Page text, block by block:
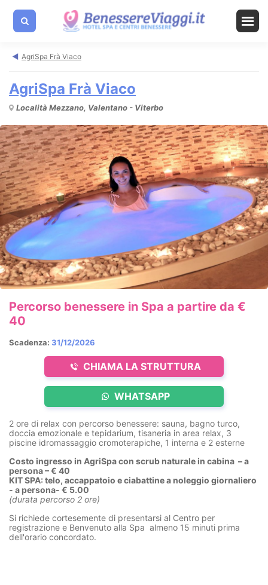
AgriSpa Frà Viaco
AgriSpa Frà Viaco
Località Mezzano, Valentano - Viterbo
CHIAMA LA STRUTTURA
WHATSAPP
Scadenza: 31/12/2026
Percorso benessere in Spa a partire da €
40
2 ore di relax con percorso benessere: sauna, bagno turco,
doccia emozionale e tepidarium, tisaneria in area relax, 3
piscine idromassaggio cromoterapiche, 1 interna e 2 esterne
Costo ingresso in AgriSpa con scrub naturale in cabina – a
persona – € 40
KIT SPA: telo, accappatoio e ciabattinea noleggio giornaliero
- a persona- € 5.00
(durata percorso 2 ore)
Si richiede cortesemente di presentarsi al Centro per
registrazione e Benvenuto alla Spa almeno 15 minuti prima
dell'orario concordato.